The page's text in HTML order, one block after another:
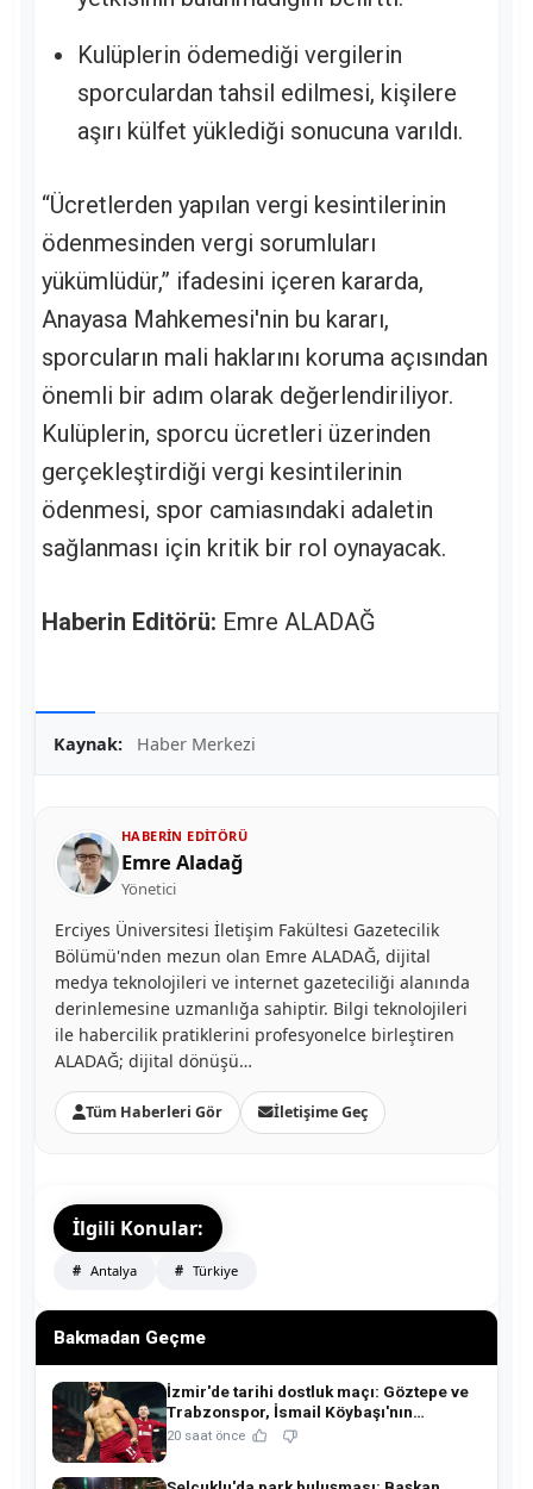
Kulüplerin ödemediği vergilerin
sporculardan tahsil edilmesi, kişilere
aşırı külfet yüklediği sonucuna varıldı.
“Ücretlerden yapılan vergi kesintilerinin
ödenmesinden vergi sorumluları
yükümlüdür,” ifadesini içeren kararda,
Anayasa Mahkemesi'nin bu kararı,
sporcuların mali haklarını koruma açısından
önemli bir adım olarak değerlendiriliyor.
Kulüplerin, sporcu ücretleri üzerinden
gerçekleştirdiği vergi kesintilerinin
ödenmesi, spor camiasındaki adaletin
sağlanması için kritik bir rol oynayacak.
Haberin Editörü: Emre ALADAĞ
Kaynak: Haber Merkezi
HABERIN EDITÖRÜ
Emre Aladağ
Yönetici
Erciyes Üniversitesi İletişim Fakültesi Gazetecilik
Bölümü'nden mezun olan Emre ALADAĞ, dijital
medya teknolojileri ve internet gazeteciliği alanında
derinlemesine uzmanlığa sahiptir. Bilgi teknolojileri
ile habercilik pratiklerini profesyonelce birleştiren
ALADAĞ; dijital dönüşü…
Tüm Haberleri Gör İletişime Geç
İlgili Konular:
Antalya Türkiye
Bakmadan Geçme
İzmir'de tarihi dostluk maçı: Göztepe ve
Trabzonspor, İsmail Köybaşı'nın
jübilesinde buluşuyor!
20 saat önce